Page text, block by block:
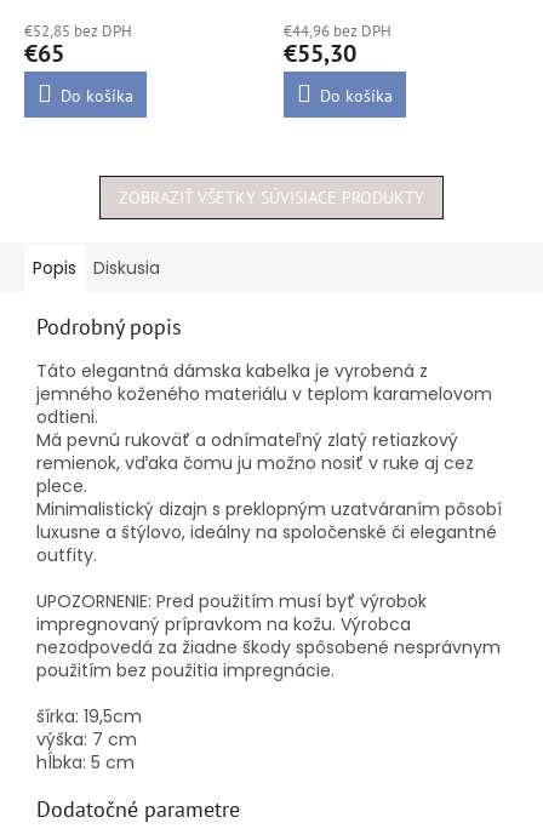
produktu
je
4,5
€52,85 bez DPH
€65
Do košíka
produktu
je
5,0
€44,96 bez DPH
€55,30
Do košíka
ZOBRAZIŤ VŠETKY SÚVISIACE PRODUKTY
Popis Diskusia
Podrobný popis
Táto elegantná dámska kabelka je vyrobená z
jemného koženého materiálu v teplom karamelovom
odtieni.
Má pevnú rukoväť a odnímateľný zlatý retiazkový
remienok, vďaka čomu ju možno nosiť v ruke aj cez
plece.
Minimalistický dizajn s preklopným uzatváraním pôsobí
luxusne a štýlovo, ideálny na spoločenské či elegantné
outfity.
UPOZORNENIE: Pred použitím musí byť výrobok
impregnovaný prípravkom na kožu. Výrobca
nezodpovedá za žiadne škody spôsobené nesprávnym
použitím bez použitia impregnácie.
šírka: 19,5cm
výška: 7 cm
hĺbka: 5 cm
Dodatočné parametre